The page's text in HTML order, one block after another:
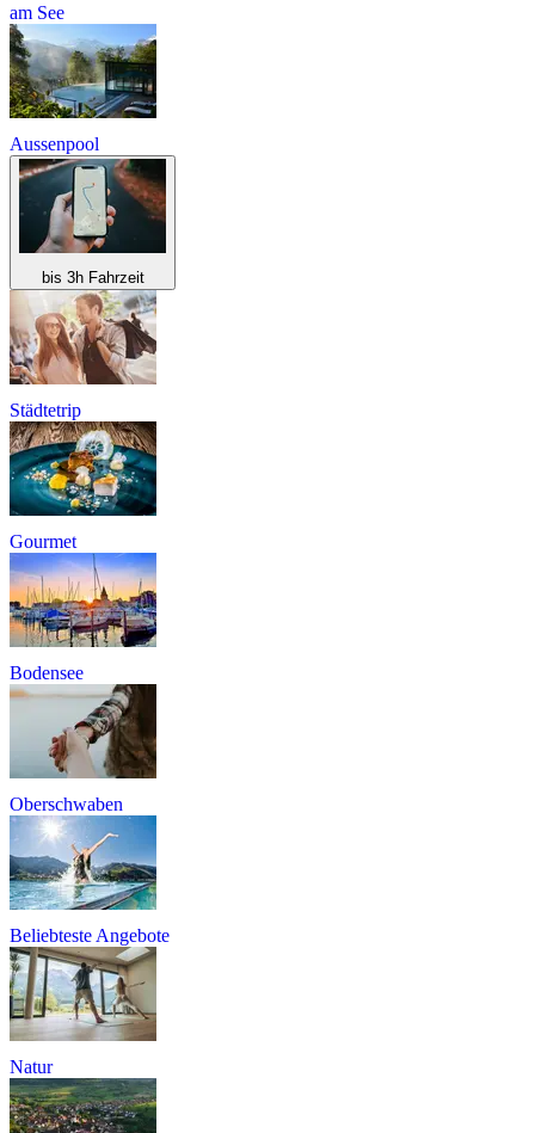
am See
Aussenpool
bis 3h Fahrzeit
Städtetrip
Gourmet
Bodensee
Oberschwaben
Beliebteste Angebote
Natur